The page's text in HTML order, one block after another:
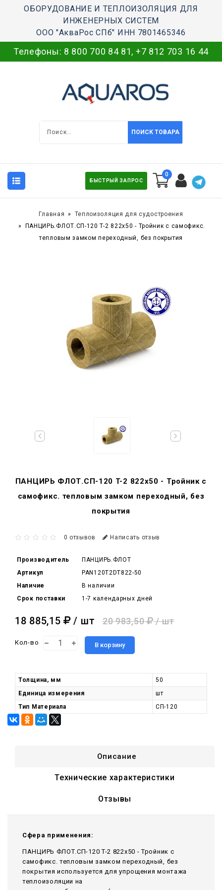
ОБОРУДОВАНИЕ И ТЕПЛОИЗОЛЯЦИЯ ДЛЯ
ИНЖЕНЕРНЫХ СИСТЕМ
ООО "АкваРос СПб" ИНН 7801465346
Телефоны: 8 800 700 84 81, +7 812 703 16 44
ПОИСК ТОВАРА
БЫСТРЫЙ ЗАПРОС
0
Главная
Теплоизоляция для судостроения
ПАНЦИРЬ.ФЛОТ.СП-120 T-2 822x50 - Тройник c самофикс.
тепловым замком переходный, без покрытия
ПАНЦИРЬ ФЛОТ.СП-120 T-2 822x50 - Тройник c
самофикс. тепловым замком переходный, без
покрытия
0 отзывов Написать отзыв
Производитель
ПАНЦИРЬ.ФЛОТ
Артикул
PAN120T2DT822-50
Наличие
В наличии
Срок поставки
1-7 календарных дней
18 885,15 / шт 20 983,50 / шт
Кол-во В корзину
Толщина, мм
50
Единица измерения
шт
Тип Материала
СП-120
Описание
Технические характеристики
Отзывы
Сфера применения:
ПАНЦИРЬ ФЛОТ.СП-120 T-2 822x50 - Тройник c
самофикс. тепловым замком переходный, без
покрытия используется для упрощения монтажа
теплоизоляции на